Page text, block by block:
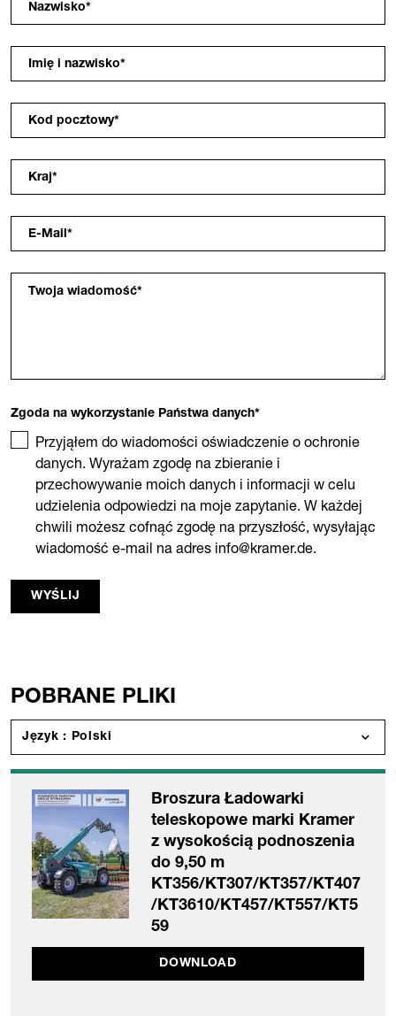
Nazwisko*
Imię i nazwisko*
Kod pocztowy*
Kraj*
E-Mail *
Twoja wiadomość*
Zgoda na wykorzystanie Państwa danych*
Przyjąłem do wiadomości oświadczenie o ochronie
danych. Wyrażam zgodę na zbieranie i
przechowywanie moich danych i informacji w celu
udzielenia odpowiedzi na moje zapytanie. W każdej
chwili możesz cofnąć zgodę na przyszłość, wysyłając
wiadomość e-mail na adres info@kramer.de.
WYŚLIJ
POBRANE PLIKI
Język : Polski
Broszura Ładowarki
teleskopowe marki Kramer
z wysokością podnoszenia
do 9,50 m
KT356/KT307/KT357/KT407
/KT3610/KT457/KT557/KT5
59
DOWNLOAD